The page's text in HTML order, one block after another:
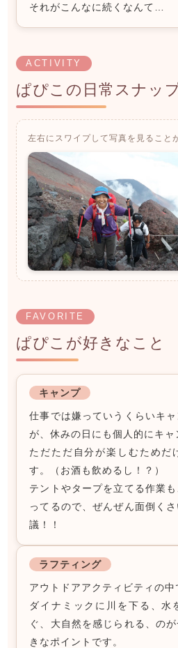
それがこんなに続くなんて…
ACTIVITY
ぱぴこの日常スナッ
左右にスワイプして写真を見ること
FAVORITE
ぱぴこが好きなこと
キャンプ
仕事では嫌っていうくらいキ
が、休みの日にも個人的にキャ
ただただ自分が楽しむためだ
す。（お酒も飲めるし！？）
テントやタープを立てる作業
ってるので、ぜんぜん面倒く
議！！
ラフティング
アウトドアアクティビティの中
ダイナミックに川を下る、水
ぐ、大自然を感じられる、の
きなポイントです。